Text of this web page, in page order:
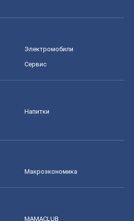
Электромобили
Сервис
Напитки
Mакроэкономика
MAMACLUB